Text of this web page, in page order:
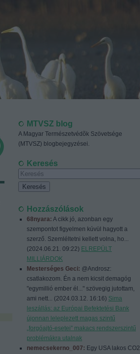
MTVSZ blog
A Magyar Természetvédõk Szövetsége
(MTVSZ) blogbejegyzései.
Keresés
Hozzászólások
68nyara: A cikk jó, azonban egy
szempontot figyelmen kúvül hagyott a
szerző. Szemléltetni kellett volna, ho...
(2024.06.21. 09:22) ELREPÜLT
MILLIÁRDOK
Mesterséges Geci: @Androsz:
csatlakozom. Én a nem kicsit demagóg
"egymillió ember él..." szövegig jutottam,
ami nett... (2024.03.12. 16:16) Sima
leszállás: az Európai Befektetési Bank
újonnan leleplezett magas szintű
„forgóajtó-esetei” makacs rendszerszintű
problémákra utalnak
nemecsekerno_007: Egy USA lakos CO2